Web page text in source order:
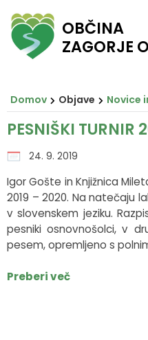
OBČINA
ZAGORJE
Domov Objave Novice
PESNIŠKI TURNIR
24. 9. 2019
Igor Gošte in Knjižnica
2019 – 2020. Na natečaju
v slovenskem jeziku.
pesniki osnovnošolci, v
pesem, opremljeno s
Preberi več
O
Zagorje nekoč
Zagorje danes
Občinski praznik
Občinski nagrajenci
Podžupan
Občinski svet
Nadzorni odbor
Občinska uprava
Seje občinskega sveta
Posnetki sej
Delovna telesa
Razpisi in objave
Predpisi občine
Proračuni občine
Prostorski akti občine
Društva in združenja
Pomembni kontakti
Slovo naših občanov
E-
Predlogi in pobude
E-obveščanje
Za pričetek